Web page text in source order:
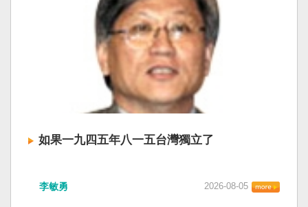
如果一九四五年八一五台灣獨立了
李敏勇 2026-08-05